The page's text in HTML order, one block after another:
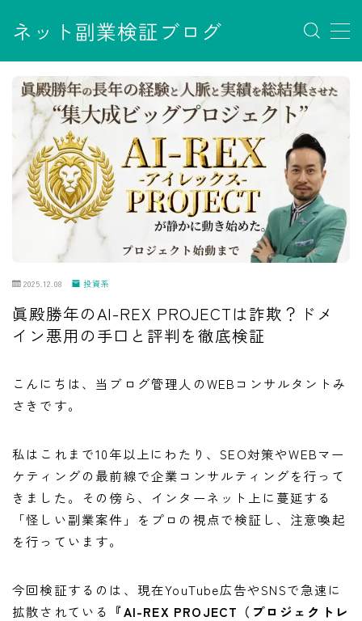
ネット副業検証ブログ
MENU
お問い合わせ
サイトマップ
デモプリセット記事 #7
デモプリセット記事 Part07
フロントページ
プライバシーポリシー
免責事項
利用規約／特定商取引法に基づく表記
有料記事の決済完了ページ
運営者情報
2025.12.08 投資系
眞殿勝年のAI-REX PROJECTは詐欺？ドメ
イン悪用の手口と評判を徹底検証
こんにちは、当ブログ管理人のWEBコンサルタントみ
さきです。
私はこれまで10年以上にわたり、SEO対策やWEBマー
ケティングの最前線で企業コンサルティングを行って
きました。その傍ら、インターネット上に蔓延する
「怪しい副業案件」をプロの視点で検証し、注意喚起
を行っています。
今回検証するのは、現在YouTube広告やSNSで急速に
拡散されている 『AI-REX PROJECT（プロジェクトレ